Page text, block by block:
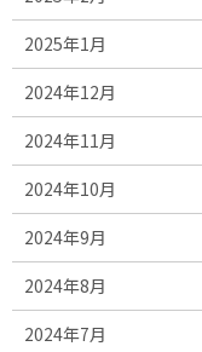
2025年1月
2024年12月
2024年11月
2024年10月
2024年9月
2024年8月
2024年7月